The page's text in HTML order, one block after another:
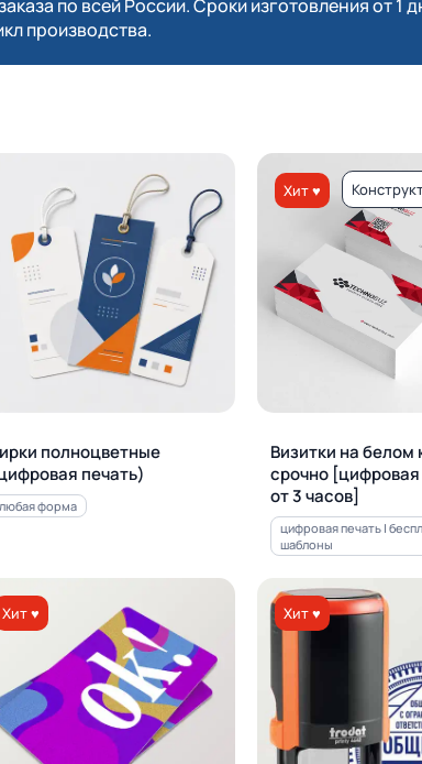
по всей России. Сроки изготовления от 1
производства.
полноцветные
печать)
любая форма
Хит ♥
Визитки на белом
срочно [цифровая
от 3 часов]
цифровая печать |
шаблоны
Хит ♥ Хит ♥